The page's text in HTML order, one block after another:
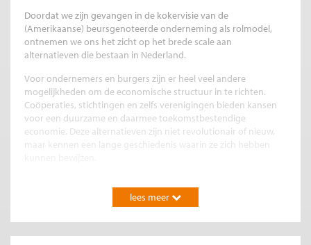
Doordat we zijn gevangen in de kokervisie van de
(Amerikaanse) beursgenoteerde onderneming als rolmodel,
ontnemen we ons het zicht op het brede scale aan
alternatieven die bestaan in Nederland.
Voor ondernemers en burgers zijn er heel veel andere
mogelijkheden om de economische structuur in te richten.
Coöperaties, stichtingen en zelfs verenigingen bieden kansen
voor een duurzame en daarmee toekomstbestendige
economie. Deze alternatieven zijn niet revolutionair of nieuw,
maar kennen een lange geschiedenis waarin ze zich hebben
Wanneer we rechtsvormen zien als middel om winst met een
lees meer